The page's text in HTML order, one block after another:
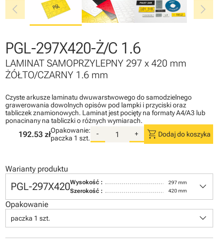
chevron_left chevron_right
PGL-297X420-Ż/C 1.6
LAMINAT SAMOPRZYLEPNY 297 x 420 mm
ŻÓŁTO/CZARNY 1.6 mm
Czyste arkusze laminatu dwuwarstwowego do samodzielnego
grawerowania dowolnych opisów pod lampki i przyciski oraz
tabliczek znamionowych. Laminat jest pocięty na formaty A4/A3 lub
ponacinany na tabliczki o różnych wymiarach.
192.53 złOpakowanie:
paczka 1 szt.
- + shopping_cart Dodaj do koszyka
Warianty produktu
PGL-297X420Wysokość : 297 mm
Szerokość : 420 mm keyboard_arrow_down
Opakowanie
paczka 1 szt. keyboard_arrow_down